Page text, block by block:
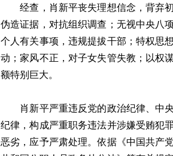
经查，肖新平丧失理想信念，背弃初
伪造证据，对抗组织调查；无视中央八
个人有关事项，违规提拔干部；特权思
动；家风不正，对子女失管失教；以权
额特别巨大。
肖新平严重违反党的政治纪律、中央
纪律，构成严重职务违法并涉嫌受贿犯
恶劣，应予严肃处理。依据《中国共产